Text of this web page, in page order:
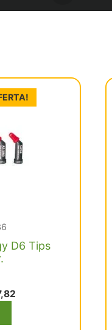
D6 Tips
El